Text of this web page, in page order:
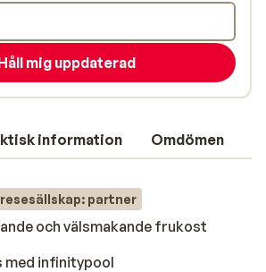
information Omdömen
partner
och välsmakande frukost
infinitypool
mig uppdaterad